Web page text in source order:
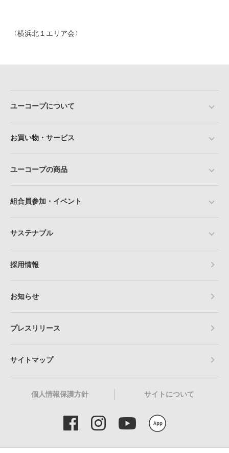
〈横浜北１エリア会〉
ユーコープについて
お買い物・サービス
ユーコープの商品
組合員参加・イベント
サステナブル
採用情報
お知らせ
プレスリリース
サイトマップ
個人情報保護方針 サイトについて